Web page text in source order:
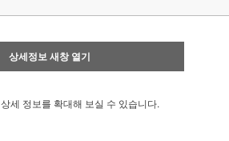
상세정보 새창 열기
상세 정보를 확대해 보실 수 있습니다.